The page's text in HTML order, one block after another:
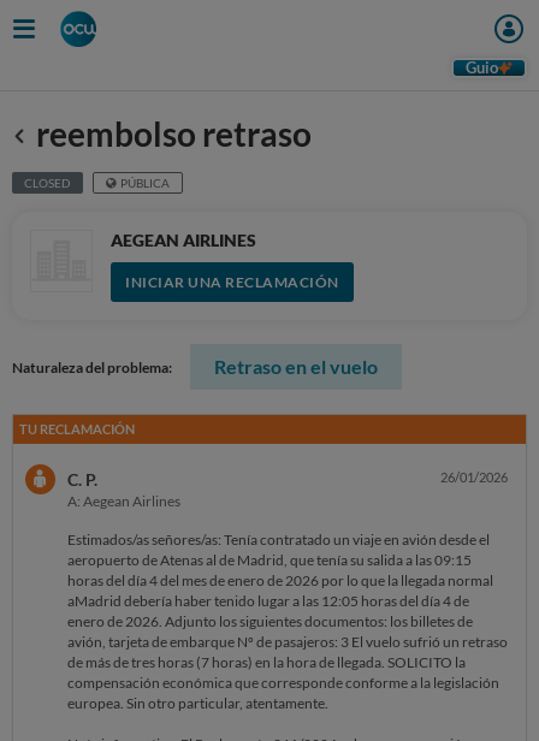
Guio
Anterior
reembolso retraso
CLOSED PÚBLICA
AEGEAN AIRLINES
INICIAR UNA RECLAMACIÓN
Naturaleza del problema: Retraso en el vuelo
TU RECLAMACIÓN
C. P.
A: Aegean Airlines
26/01/2026
Estimados/as señores/as: Tenía contratado un viaje en avión desde el
aeropuerto de Atenas al de Madrid, que tenía su salida a las 09:15
horas del día 4 del mes de enero de 2026 por lo que la llegada normal
aMadrid debería haber tenido lugar a las 12:05 horas del día 4 de
enero de 2026. Adjunto los siguientes documentos: los billetes de
avión, tarjeta de embarque Nº de pasajeros: 3 El vuelo sufrió un retraso
de más de tres horas (7 horas) en la hora de llegada. SOLICITO la
compensación económica que corresponde conforme a la legislación
europea. Sin otro particular, atentamente.